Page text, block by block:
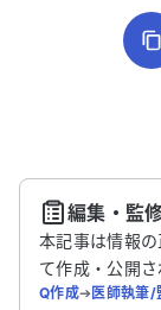
こちらは送
編集・監
本記事は情報
て作成・公開さ
Q作成➔医師執筆/